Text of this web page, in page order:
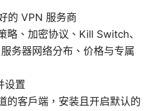
的 VPN 服务商
略、加密协议、Kill Switch、
务器网络分布、价格与专属
设置
的客户端，安装且开启默认的